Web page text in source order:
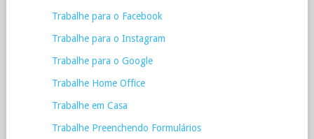
Trabalhe para o Facebook
Trabalhe para o Instagram
Trabalhe para o Google
Trabalhe Home Office
Trabalhe em Casa
Trabalhe Preenchendo Formulários